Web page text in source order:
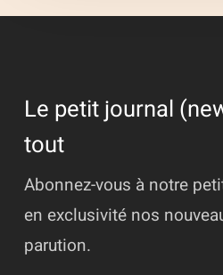
Le petit journal
tout
Abonnez-vous à notre
en exclusivité nos
parution.